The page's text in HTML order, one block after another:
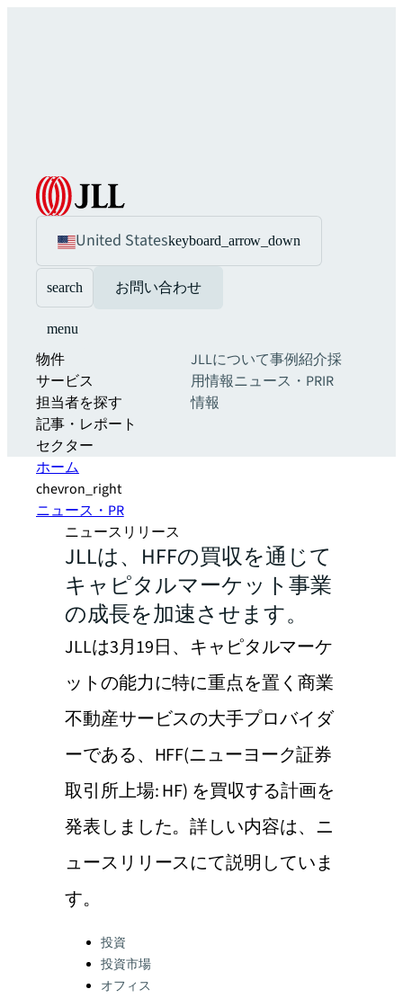
United Stateskeyboard_arrow_down
search お問い合わせ
menu
物件
サービス
担当者を探す
記事・レポート
セクター
JLLについて事例紹介採
用情報ニュース・PRIR
情報
ホーム
chevron_right
ニュース・PR
ニュースリリース
JLLは、HFFの買収を通じて
キャピタルマーケット事業
の成長を加速させます。
JLLは3月19日、キャピタルマーケ
ットの能力に特に重点を置く商業
不動産サービスの大手プロバイダ
ーである、HFF(ニューヨーク証券
取引所上場: HF) を買収する計画を
発表しました。詳しい内容は、ニ
ュースリリースにて説明していま
す。
Categories:
投資
投資市場
オフィス